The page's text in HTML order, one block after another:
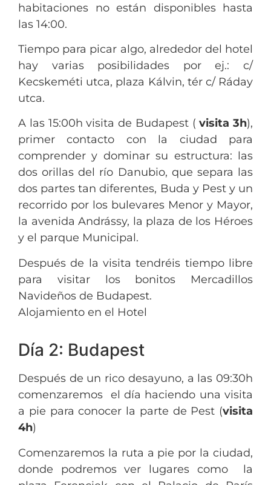
habitaciones no están disponibles hasta
las 14:00.
Tiempo para picar algo, alrededor del hotel
hay varias posibilidades por ej.: c/
Kecskeméti utca, plaza Kálvin, tér c/ Ráday
utca.
A las 15:00h visita de Budapest (visita 3h),
primer contacto con la ciudad para
comprender y dominar su estructura: las
dos orillas del río Danubio, que separa las
dos partes tan diferentes, Buda y Pest y un
recorrido por los bulevares Menor y Mayor,
la avenida Andrássy, la plaza de los Héroes
y el parque Municipal.
Después de la visita tendréis tiempo libre
para visitar los bonitos Mercadillos
Navideños de Budapest.
Alojamiento en el Hotel
Día 2: Budapest
Después de un rico desayuno, a las 09:30h
comenzaremos el día haciendo una visita
a pie para conocer la parte de Pest (visita
4h)
Comenzaremos la ruta a pie por la ciudad,
donde podremos ver lugares como la